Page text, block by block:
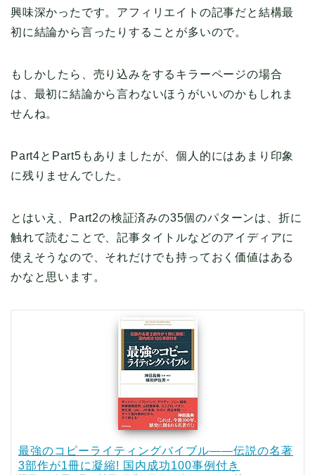
興味深かったです。アフィリエイトの記事だと結構最
初に結論から言ったりすることが多いので。
もしかしたら、売り込みをするキラーページの場合
は、最初に結論から言わないほうがいいのかもしれま
せんね。
Part4とPart5もありましたが、個人的にはあまり印象
に残りませんでした。
とはいえ、Part2の検証済みの35個のパターンは、折に
触れて読むことで、記事タイトルなどのアイディアに
使えそうなので、それだけでも持っておく価値はある
かなと思います。
最強のコピーライティングバイブル――伝説の名著
3部作が1冊に凝縮! 国内成功100事例付き